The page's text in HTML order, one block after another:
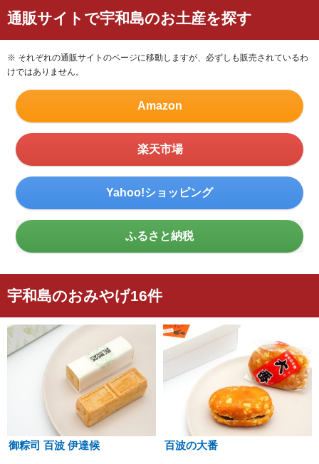
通販サイトで宇和島のお土産を探す
※ それぞれの通販サイトのページに移動しますが、必ずしも販売されているわ
けではありません。
Amazon
楽天市場
Yahoo!ショッピング
ふるさと納税
宇和島のおみやげ16件
御粽司 百波 伊達候 百波の大番